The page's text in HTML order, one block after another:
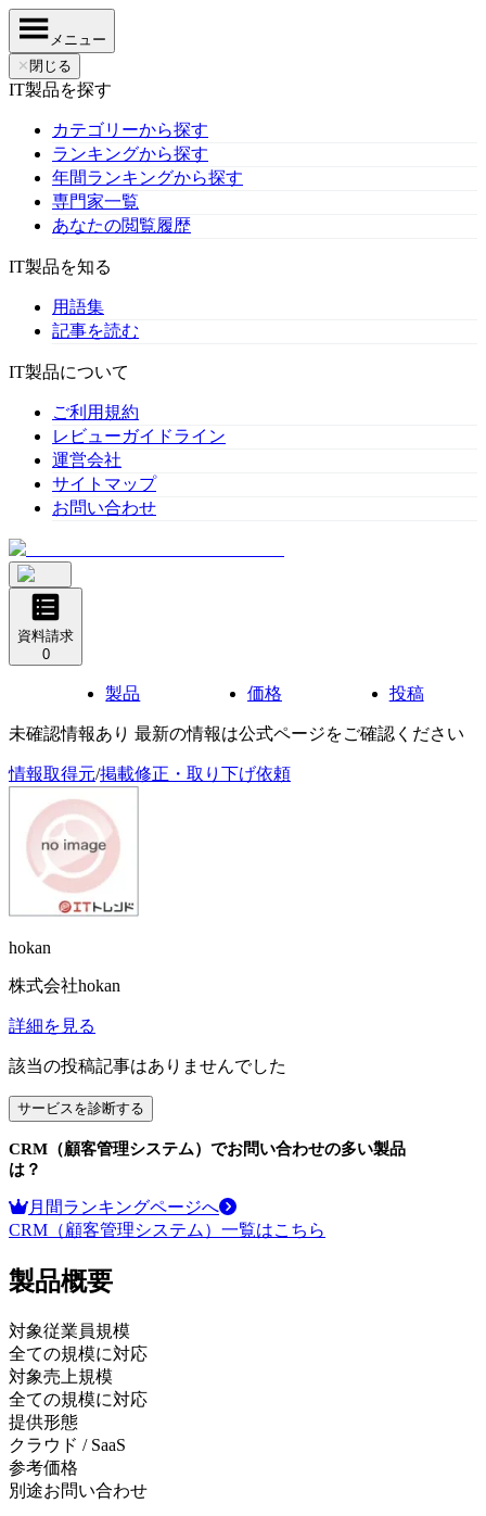
メニュー
✕ 閉じる
IT製品を探す
カテゴリーから探す
ランキングから探す
年間ランキングから探す
専門家一覧
あなたの閲覧履歴
IT製品を知る
用語集
記事を読む
IT製品について
ご利用規約
レビューガイドライン
運営会社
サイトマップ
お問い合わせ
資料請求
0
製品 価格 投稿
未確認情報あり 最新の情報は公式ページをご確認ください
情報取得元/掲載修正・取り下げ依頼
hokan
株式会社hokan
詳細を見る
該当の投稿記事はありませんでした
サービスを診断する
CRM（顧客管理システム） でお問い合わせの多い製品
は？
月間ランキングページへ
CRM（顧客管理システム） 一覧はこちら
製品概要
対象従業員規模
全ての規模に対応
対象売上規模
全ての規模に対応
提供形態
クラウド / SaaS
参考価格
別途お問い合わせ